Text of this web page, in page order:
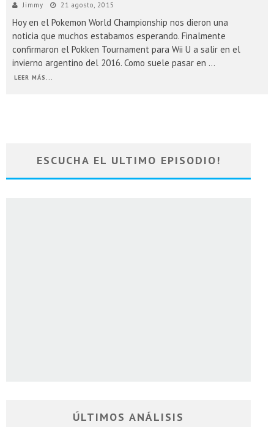
Jimmy 21 agosto, 2015
Hoy en el Pokemon World Championship nos dieron una
noticia que muchos estabamos esperando. Finalmente
confirmaron el Pokken Tournament para Wii U a salir en el
invierno argentino del 2016. Como suele pasar en ...
LEER MÁS...
ESCUCHA EL ULTIMO EPISODIO!
ÚLTIMOS ANÁLISIS